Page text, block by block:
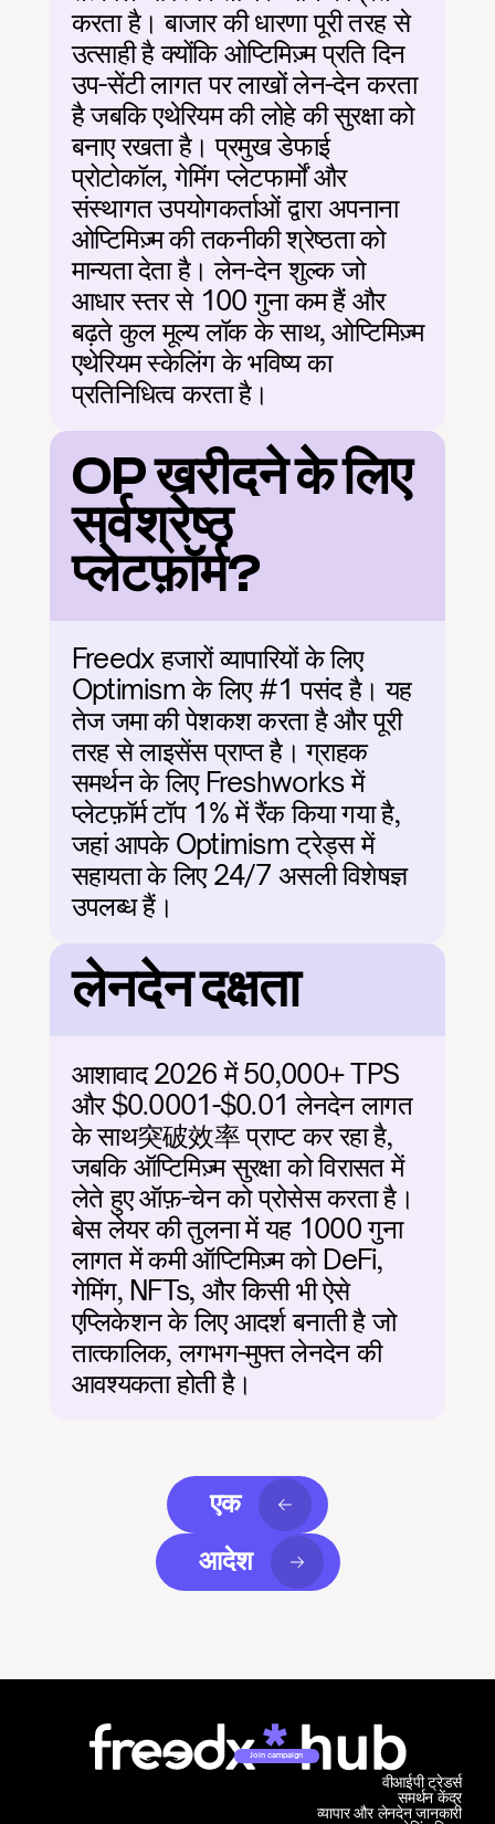
करता है। बाजार की धारणा पूरी तरह से
उत्साही है क्योंकि ओप्टिमिज़्म प्रति दिन
उप-सेंटी लागत पर लाखों लेन-देन करता
है जबकि एथेरियम की लोहे की सुरक्षा को
बनाए रखता है। प्रमुख डेफाई
प्रोटोकॉल, गेमिंग प्लेटफार्मों और
संस्थागत उपयोगकर्ताओं द्वारा अपनाना
ओप्टिमिज़्म की तकनीकी श्रेष्ठता को
मान्यता देता है। लेन-देन शुल्क जो
आधार स्तर से 100 गुना कम हैं और
बढ़ते कुल मूल्य लॉक के साथ, ओप्टिमिज़्म
एथेरियम स्केलिंग के भविष्य का
प्रतिनिधित्व करता है।
OP खरीदने के लिए
सर्वश्रेष्ठ
प्लेटफ़ॉर्म?
Freedx हजारों व्यापारियों के लिए
Optimism के लिए #1 पसंद है। यह
तेज जमा की पेशकश करता है और पूरी
तरह से लाइसेंस प्राप्त है। ग्राहक
समर्थन के लिए Freshworks में
प्लेटफ़ॉर्म टॉप 1% में रैंक किया गया है,
जहां आपके Optimism ट्रेड्स में
सहायता के लिए 24/7 असली विशेषज्ञ
उपलब्ध हैं।
लेनदेन दक्षता
आशावाद 2026 में 50,000+ TPS
और $0.0001-$0.01 लेनदेन लागत
के साथ突破效率 प्राप्ट कर रहा है,
जबकि ऑप्टिमिज़्म सुरक्षा को विरासत में
लेते हुए ऑफ़-चेन को प्रोसेस करता है।
बेस लेयर की तुलना में यह 1000 गुना
लागत में कमी ऑप्टिमिज़्म को DeFi,
गेमिंग, NFTs, और किसी भी ऐसे
एप्लिकेशन के लिए आदर्श बनाती है जो
तात्कालिक, लगभग-मुफ्त लेनदेन की
आवश्यकता होती है।
एक
आदेश
Join campaign
समर्थन केंद्र
व्यापार और लेनदेन जानकारी
वीआईपी ट्रेडर्स